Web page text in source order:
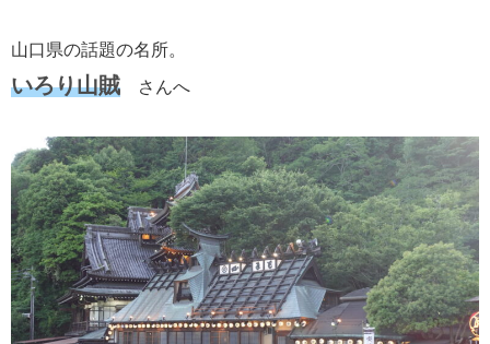
山口県の話題の名所。
いろり山賊 さんへ